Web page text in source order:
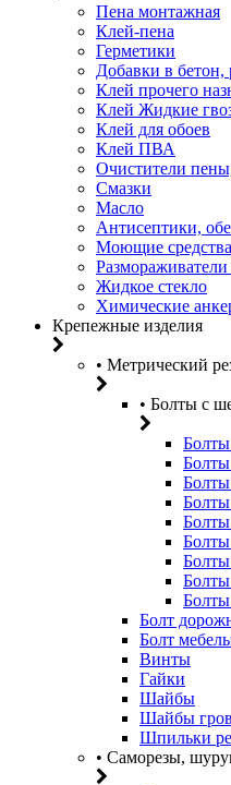
Пена монтажная
Клей-пена
Герметики
Добавки в бетон,
Клей прочего
Клей Жидкие
Клей для обоев
Клей ПВА
Очистители
Смазки
Масло
Антисептики,
Моющие
Размораживатели
Жидкое стекло
Химические
Крепежные изделия
• Метрический
• Болты с
Болт
Болт
Винты
Гайки
Шайбы
Шайбы
Шпильки
• Саморезы,